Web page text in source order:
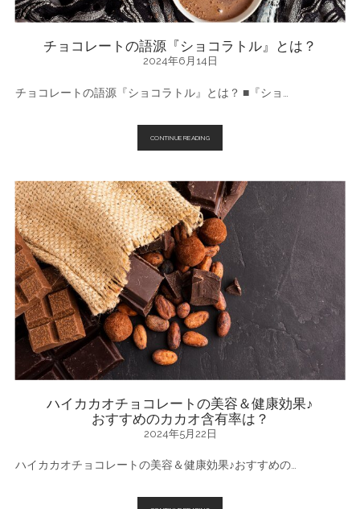
し
い
☆
チョコレートの語源『ショコラトル』とは？
2024年6月14日
チョコレートの語源『ショコラトル』とは？ ■『ショ…
CONTINUE READINGチ
ー
ト
の
語
源
『シ
ョ
コ
ラ
ト
ル』
と
は？
ハイカカオチョコレートの美容＆健康効果♪
おすすめのカカオ含有率は？
2024年5月22日
ハイカカオチョコレートの美容＆健康効果♪おすすめの…